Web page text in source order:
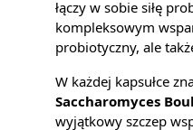
łączy w sobie siłę
kompleksowym
probiotyczny, ale
W każdej kapsułce
Saccharomyces
wyjątkowy szczep